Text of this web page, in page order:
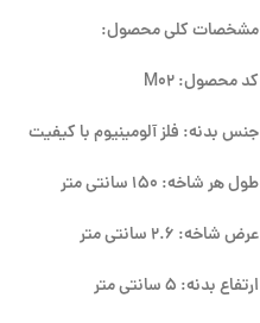
مشخصات کلی محصول:
کد محصول: M02
جنس بدنه: فلز آلومینیوم با کیفیت
طول هر شاخه: 150 سانتی متر
عرض شاخه: 2.6 سانتی متر
ارتفاع بدنه: 5 سانتی متر